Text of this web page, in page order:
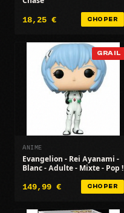
18,25 € CHOPER
GRAIL
ANIME
Evangelion - Rei Ayanami -
Blanc - Adulte - Mixte - Pop !
149,99 € CHOPER